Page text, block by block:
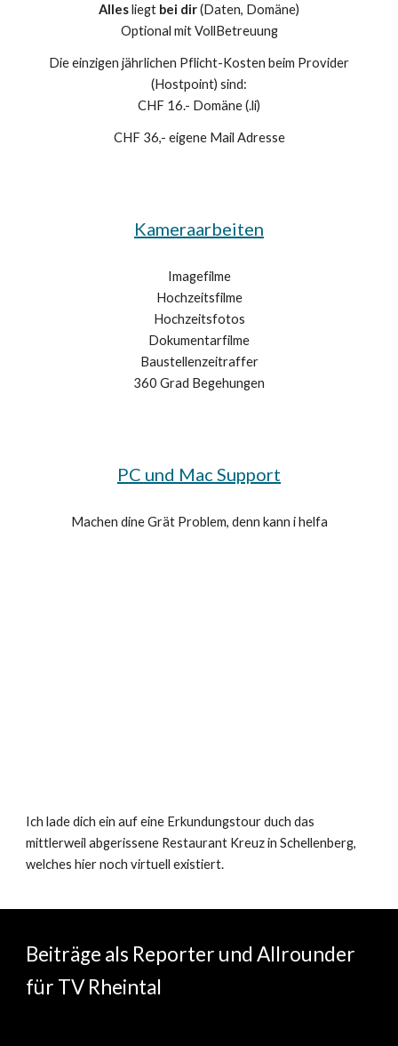
Allesliegt bei dir(Daten, Domäne)
Optional mit VollBetreuung
Die einzigen jährlichen Pflicht-Kosten beim Provider
(Hostpoint) sind:
CHF 16.- Domäne (.li)
CHF 36,- eigene Mail Adresse
Kameraarbeiten
Imagefilme
Hochzeitsfilme
Hochzeitsfotos
Dokumentarfilme
Baustellenzeitraffer
360 Grad Begehungen
PC und Mac Support
Machen dine Grät Problem, denn kann i helfa
Ich lade dich ein auf eine Erkundungstour duch das
mittlerweil abgerissene Restaurant Kreuz in Schellenberg,
welches hier noch virtuell existiert.
Beiträge als Reporter und Allrounder
für TV Rheintal